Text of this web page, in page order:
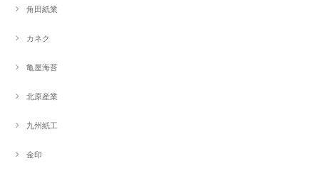
角田紙業
カネク
亀屋海苔
北原産業
九州紙工
金印